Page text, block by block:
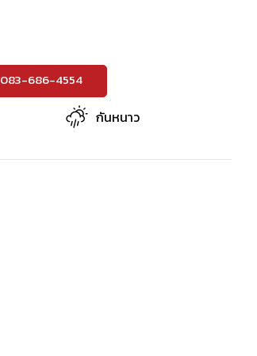
083-686-4554
กันหนาว